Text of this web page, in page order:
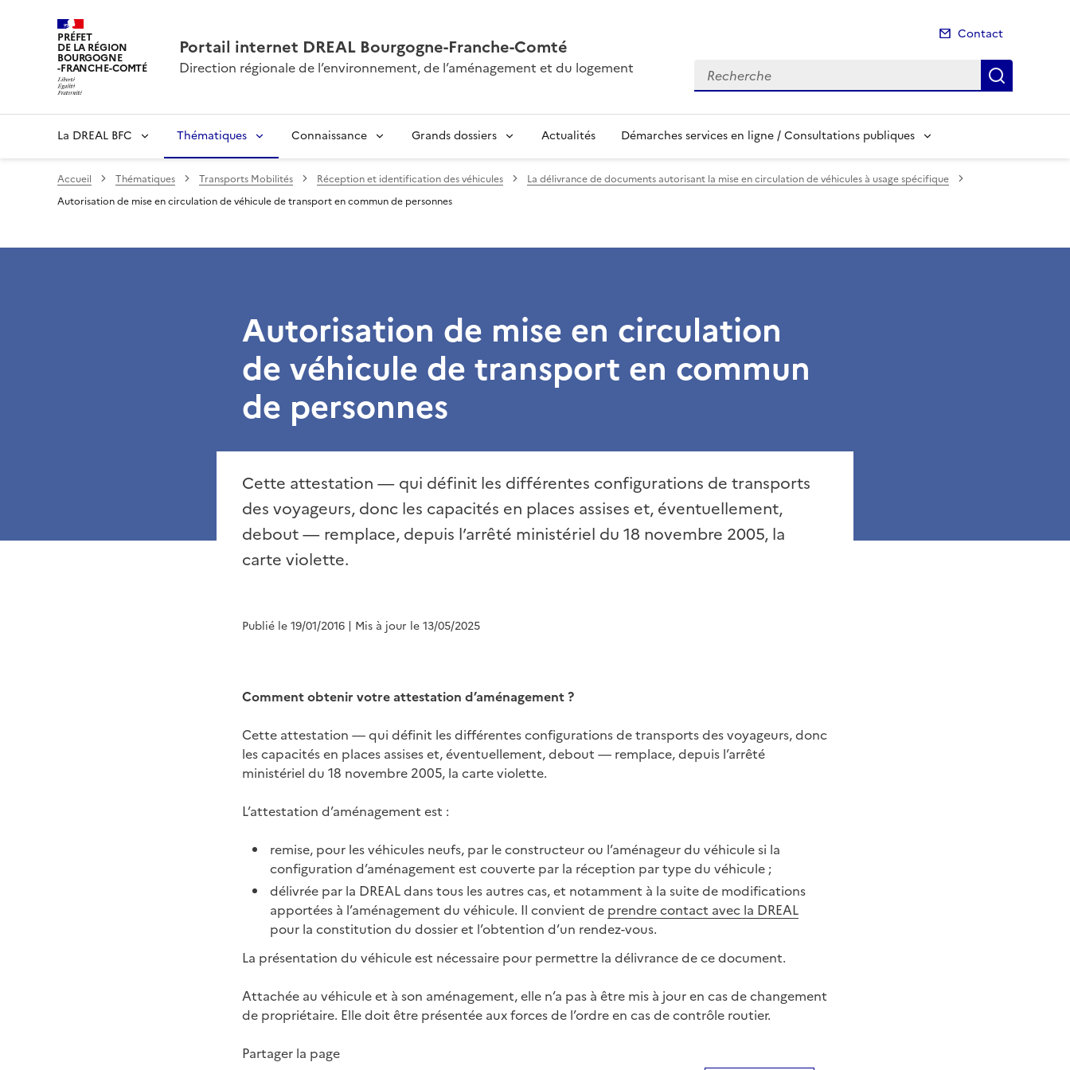
PRÉFET
DE LA RÉGION
BOURGOGNE
-FRANCHE-COMTÉ
Portail internet DREAL Bourgogne-Franche-Comté
Direction régionale de l’environnement, de l’aménagement et du logement
Contact
Recherche
La DREAL BFC Thématiques Connaissance Grands dossiers Actualités Démarches services en ligne / Consultations publiques
Accueil Thématiques Transports Mobilités Réception et identification des véhicules
La délivrance de documents autorisant la mise en circulation de véhicules à usage spécifique
Autorisation de mise en circulation de véhicule de transport en commun de personnes
Autorisation de mise en circulation
de véhicule de transport en commun
de personnes
Cette attestation — qui définit les différentes configurations de transports
des voyageurs, donc les capacités en places assises et, éventuellement,
debout — remplace, depuis l’arrêté ministériel du 18 novembre 2005, la
carte violette.
Publié le 19/01/2016 | Mis à jour le 13/05/2025
Comment obtenir votre attestation d’aménagement ?
Cette attestation — qui définit les différentes configurations de transports des voyageurs, donc
les capacités en places assises et, éventuellement, debout — remplace, depuis l’arrêté
ministériel du 18 novembre 2005, la carte violette.
L’attestation d’aménagement est :
remise, pour les véhicules neufs, par le constructeur ou l’aménageur du véhicule si la
configuration d’aménagement est couverte par la réception par type du véhicule ;
délivrée par la DREAL dans tous les autres cas, et notamment à la suite de modifications
apportées à l’aménagement du véhicule. Il convient de prendre contact avec la DREAL
pour la constitution du dossier et l’obtention d’un rendez-vous.
La présentation du véhicule est nécessaire pour permettre la délivrance de ce document.
Attachée au véhicule et à son aménagement, elle n’a pas à être mis à jour en cas de changement
de propriétaire. Elle doit être présentée aux forces de l’ordre en cas de contrôle routier.
Partager la page